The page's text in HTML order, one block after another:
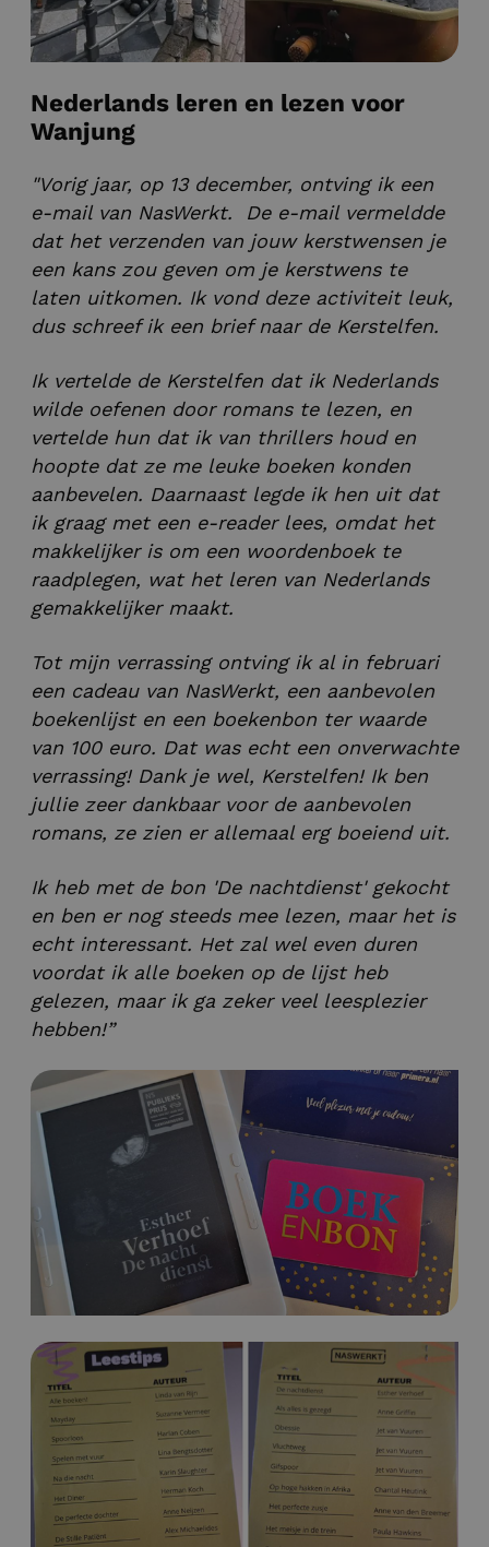
Nederlands leren en lezen voor
Wanjung
"Vorig jaar, op 13 december, ontving ik een
e-mail van NasWerkt. De e-mail vermeldde
dat het verzenden van jouw kerstwensen je
een kans zou geven om je kerstwens te
laten uitkomen. Ik vond deze activiteit leuk,
dus schreef ik een brief naar de Kerstelfen.
Ik vertelde de Kerstelfen dat ik Nederlands
wilde oefenen door romans te lezen, en
vertelde hun dat ik van thrillers houd en
hoopte dat ze me leuke boeken konden
aanbevelen. Daarnaast legde ik hen uit dat
ik graag met een e-reader lees, omdat het
makkelijker is om een woordenboek te
raadplegen, wat het leren van Nederlands
gemakkelijker maakt.
Tot mijn verrassing ontving ik al in februari
een cadeau van NasWerkt, een aanbevolen
boekenlijst en een boekenbon ter waarde
van 100 euro. Dat was echt een onverwachte
verrassing! Dank je wel, Kerstelfen! Ik ben
jullie zeer dankbaar voor de aanbevolen
romans, ze zien er allemaal erg boeiend uit.
Ik heb met de bon 'De nachtdienst' gekocht
en ben er nog steeds mee lezen, maar het is
echt interessant. Het zal wel even duren
voordat ik alle boeken op de lijst heb
gelezen, maar ik ga zeker veel leesplezier
hebben!”